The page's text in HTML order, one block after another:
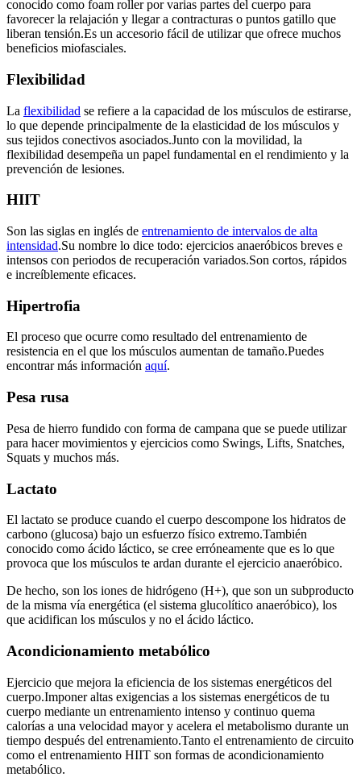
conocido como foam roller por varias partes del cuerpo para
favorecer la relajación y llegar a contracturas o puntos gatillo que
liberan tensión.Es un accesorio fácil de utilizar que ofrece muchos
beneficios miofasciales.
Flexibilidad
La flexibilidad se refiere a la capacidad de los músculos de estirarse,
lo que depende principalmente de la elasticidad de los músculos y
sus tejidos conectivos asociados.Junto con la movilidad, la
flexibilidad desempeña un papel fundamental en el rendimiento y la
prevención de lesiones.
HIIT
Son las siglas en inglés de entrenamiento de intervalos de alta
intensidad.Su nombre lo dice todo: ejercicios anaeróbicos breves e
intensos con periodos de recuperación variados.Son cortos, rápidos
e increíblemente eficaces.
Hipertrofia
El proceso que ocurre como resultado del entrenamiento de
resistencia en el que los músculos aumentan de tamaño.Puedes
encontrar más información aquí.
Pesa rusa
Pesa de hierro fundido con forma de campana que se puede utilizar
para hacer movimientos y ejercicios como Swings, Lifts, Snatches,
Squats y muchos más.
Lactato
El lactato se produce cuando el cuerpo descompone los hidratos de
carbono (glucosa) bajo un esfuerzo físico extremo.También
conocido como ácido láctico, se cree erróneamente que es lo que
provoca que los músculos te ardan durante el ejercicio anaeróbico.
De hecho, son los iones de hidrógeno (H+), que son un subproducto
de la misma vía energética (el sistema glucolítico anaeróbico), los
que acidifican los músculos y no el ácido láctico.
Acondicionamiento metabólico
Ejercicio que mejora la eficiencia de los sistemas energéticos del
cuerpo.Imponer altas exigencias a los sistemas energéticos de tu
cuerpo mediante un entrenamiento intenso y continuo quema
calorías a una velocidad mayor y acelera el metabolismo durante un
tiempo después del entrenamiento.Tanto el entrenamiento de circuito
como el entrenamiento HIIT son formas de acondicionamiento
metabólico.